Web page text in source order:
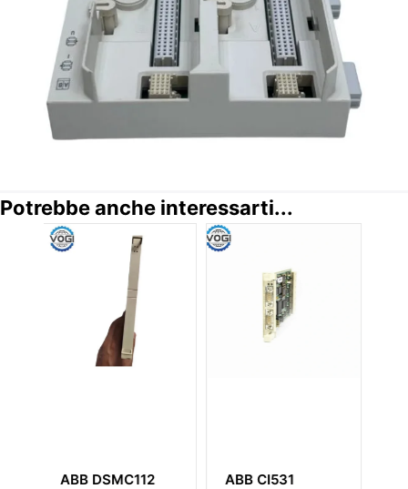
Potrebbe anche interessarti...
ABB CI531
ABB SNAT7640